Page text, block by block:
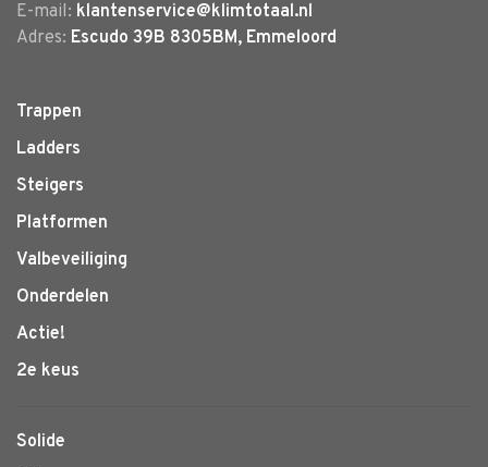
E-mail: klantenservice@klimtotaal.nl
Adres: Escudo 39B 8305BM, Emmeloord
Trappen
Ladders
Steigers
Platformen
Valbeveiliging
Onderdelen
Actie!
2e keus
Solide